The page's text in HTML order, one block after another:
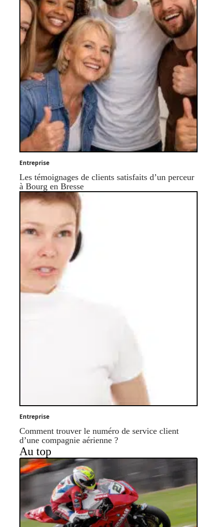
Entreprise
Les témoignages de clients satisfaits d’un perceur
à Bourg en Bresse
Entreprise
Comment trouver le numéro de service client
d’une compagnie aérienne ?
Au top